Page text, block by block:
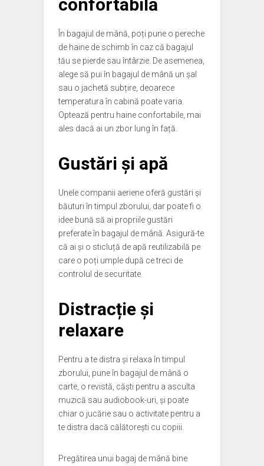
confortabilă
În bagajul de mână, poți pune o pereche
de haine de schimb în caz că bagajul
tău se pierde sau întârzie. De asemenea,
alege să pui în bagajul de mână un șal
sau o jachetă subțire, deoarece
temperatura în cabină poate varia.
Optează pentru haine confortabile, mai
ales dacă ai un zbor lung în față.
Gustări și apă
Unele companii aeriene oferă gustări și
băuturi în timpul zborului, dar poate fi o
idee bună să ai propriile gustări
preferate în bagajul de mână. Asigură-te
că ai și o sticluță de apă reutilizabilă pe
care o poți umple după ce treci de
controlul de securitate.
Distracție și
relaxare
Pentru a te distra și relaxa în timpul
zborului, pune în bagajul de mână o
carte, o revistă, căști pentru a asculta
muzică sau audiobook-uri, și poate
chiar o jucărie sau o activitate pentru a
te distra dacă călătorești cu copiii.
Pregătirea unui bagaj de mână bine